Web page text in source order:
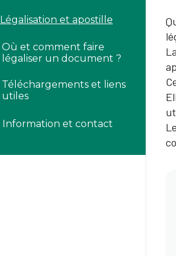
Légalisation et apostille
Où et comment faire
légaliser un document ?
Téléchargements et liens
utiles
Information et contact